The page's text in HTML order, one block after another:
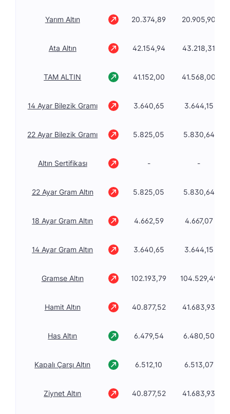
Yarım Altın 20.374,89 20.905,90
Ata Altın 42.154,94 43.218,31
TAM ALTIN 41.152,00 41.568,00
14 Ayar Bilezik Gramı 3.640,65 3.644,15
22 Ayar Bilezik Gramı 5.825,05 5.830,64
Altın Sertifikası - -
22 Ayar Gram Altın 5.825,05 5.830,64
18 Ayar Gram Altın 4.662,59 4.667,07
14 Ayar Gram Altın 3.640,65 3.644,15
Gramse Altın 102.193,79 104.529,49
Hamit Altın 40.877,52 41.683,93
Has Altın 6.479,54 6.480,50
Kapalı Çarşı Altın 6.512,10 6.513,07
Ziynet Altın 40.877,52 41.683,93